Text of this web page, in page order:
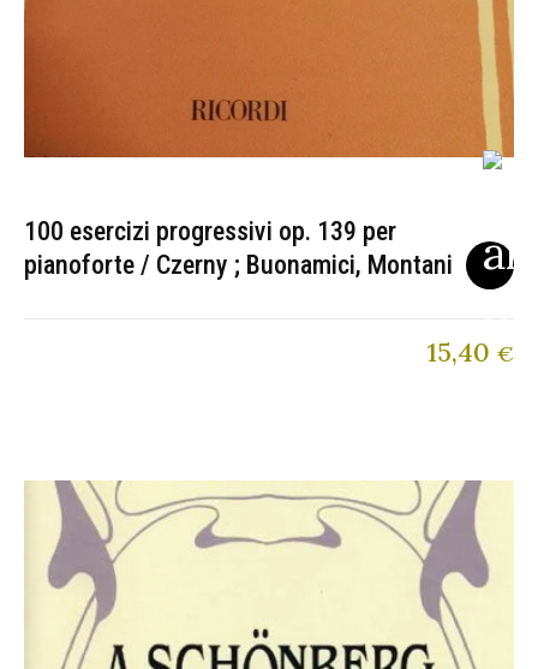
100 esercizi progressivi op. 139 per
pianoforte / Czerny ; Buonamici, Montani
15,40 €